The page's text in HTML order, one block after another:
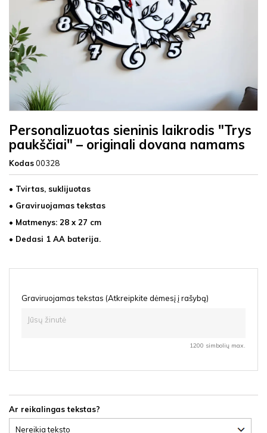
Personalizuotas sieninis laikrodis "Trys
paukščiai" – originali dovana namams
Kodas00328
• Tvirtas, suklijuotas
• Graviruojamas tekstas
• Matmenys: 28 x 27 cm
• Dedasi 1 AA baterija.
Graviruojamas tekstas (Atkreipkite dėmesį į rašybą)
1200 simbolių max.
Ar reikalingas tekstas?